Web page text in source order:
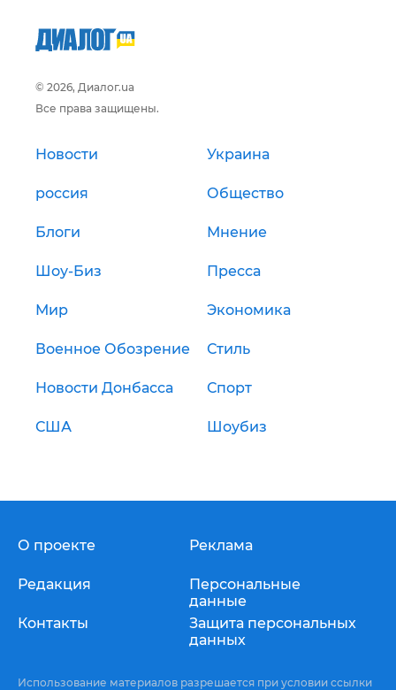
© 2026, Диалог.ua
Все права защищены.
Новости Украина
россия Общество
Блоги Мнение
Шоу-Биз Пресса
Мир Экономика
Военное Обозрение Стиль
Новости Донбасса Спорт
США Шоубиз
О проекте
Редакция
Контакты
Реклама
Персональные
данные
Защита персональных
данных
Использование материалов разрешается при условии ссылки